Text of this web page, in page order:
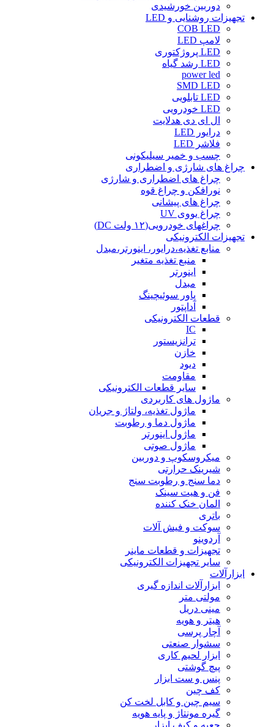
دوربین خورشیدی
تجهیزات روشنایی و LED
COB LED
لامپ LED
LED پروژکتوری
LED رشد گیاه
power led
SMD LED
LED تابلویی
LED خودرویی
ال ای دی هدلایت
درایور LED
فلاشر LED
چسب و خمیر سیلیکونی
چراغ های شارژی و اضطراری
چراغ های اضطراری و شارژی
نورافکن و چراغ قوه
چراغ های پیشانی
چراغ یووی UV
چراغهای خودرویی(۱۲ ولت DC)
تجهیزات الکترونیکی
منابع تغذیه،درایور، اینورتر،مبدل
منبع تغذیه متغیر
اینورتر
مبدل
پاور سوئیچینگ
آداپتور
قطعات الکترونیکی
IC
ترانزیستور
خازن
دیود
مقاومت
سایر قطعات الکترونیکی
ماژول های کاربردی
ماژول تغذیه، ولتاژ و جریان
ماژول دما و رطوبت
ماژول اینورتر
ماژول صوتی
میکروسکوپ و دوربین
شیرینک حرارتی
دما سنج و رطوبت سنج
فن و هیت سینک
المان خنک کننده
باتری
سوکت و فیش آلات
آردوینو
تجهیزات و قطعات ماینر
سایر تجهیزات الکترونیکی
ابزارآلات
ابزارآلات اندازه گیری
مولتی متر
مینی دریل
هیتر و هویه
آچار پرسی
سشوار صنعتی
ابزار لحیم کاری
پیچ گوشتی
پنس و ست ابزار
کف چین
سیم چین و کابل لخت کن
گیره مونتاژ و پایه هویه
جعبه و کیف ابزار